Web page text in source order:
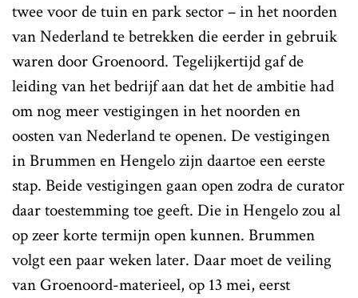
twee voor de tuin en park sector – in het noorden
van Nederland te betrekken die eerder in gebruik
waren door Groenoord. Tegelijkertijd gaf de
leiding van het bedrijf aan dat het de ambitie had
om nog meer vestigingen in het noorden en
oosten van Nederland te openen. De vestigingen
in Brummen en Hengelo zijn daartoe een eerste
stap. Beide vestigingen gaan open zodra de curator
daar toestemming toe geeft. Die in Hengelo zou al
op zeer korte termijn open kunnen. Brummen
volgt een paar weken later. Daar moet de veiling
van Groenoord-materieel, op 13 mei, eerst